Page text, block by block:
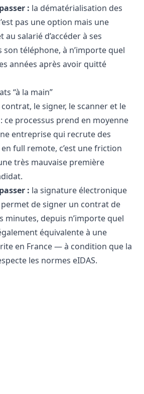
: la dématérialisation des
pas une option mais une
salarié d’accéder à ses
téléphone, à n’importe quel
années après avoir quitté
“à la main”
le signer, le scanner et le
ce processus prend en moyenne
entreprise qui recrute des
en full remote, c’est une friction
très mauvaise première
: la signature électronique
de signer un contrat de
minutes, depuis n’importe quel
équivalente à une
en France — à condition que la
les normes eIDAS.